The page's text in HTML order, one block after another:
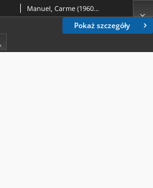
Pokaż szczegóły
Manuel, Carme (1960- ); Gabryś-Sławińska, Monika.